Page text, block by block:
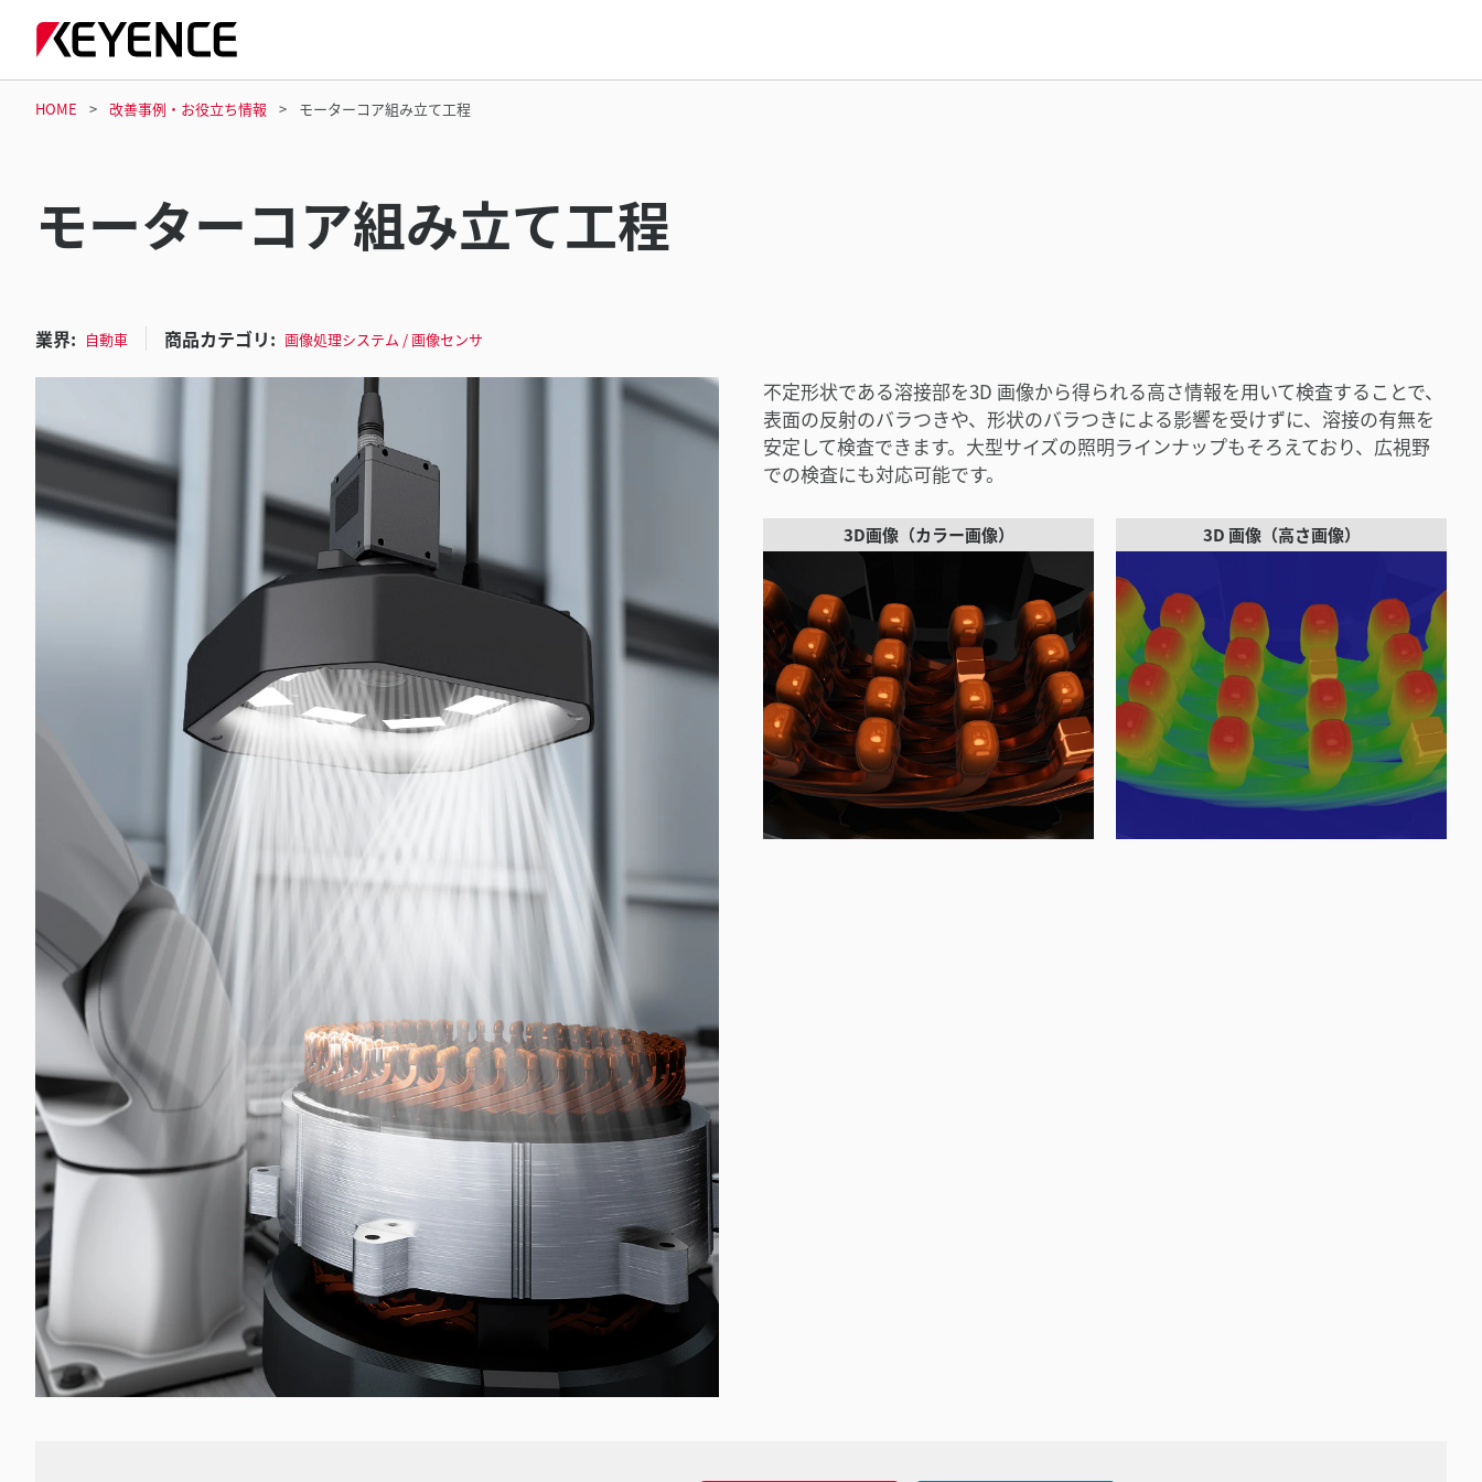
HOME 改善事例・お役立ち情報 モーターコア組み立て工程
モーターコア組み立て工程
業界: 自動車 商品カテゴリ: 画像処理システム / 画像センサ
不定形状である溶接部を3D 画像から得られる高さ情報を用いて検査することで、
表面の反射のバラつきや、形状のバラつきによる影響を受けずに、溶接の有無を
安定して検査できます。大型サイズの照明ラインナップもそろえており、広視野
での検査にも対応可能です。
3D画像（カラー画像） 3D 画像（高さ画像）